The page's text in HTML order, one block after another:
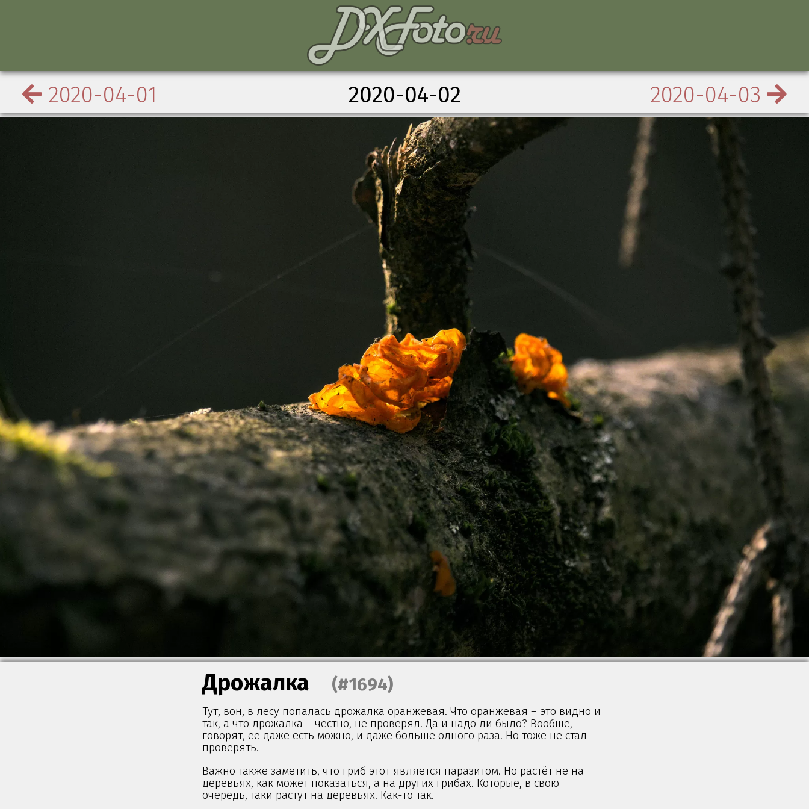
2020-04-01 2020-04-02 2020-04-03
Дрожалка (#1694)
Тут, вон, в лесу попалась дрожалка оранжевая. Что оранжевая – это видно и
так, а что дрожалка – честно, не проверял. Да и надо ли было? Вообще,
говорят, её даже есть можно, и даже больше одного раза. Но тоже не стал
проверять.
Важно также заметить, что гриб этот является паразитом. Но растёт не на
деревьях, как может показаться, а на других грибах. Которые, в свою
очередь, таки растут на деревьях. Как-то так.